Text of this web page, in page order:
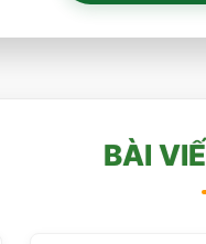
BÀI